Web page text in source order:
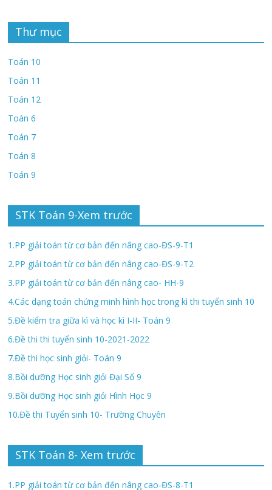
Thư mục
Toán 10
Toán 11
Toán 12
Toán 6
Toán 7
Toán 8
Toán 9
STK Toán 9-Xem trước
1.PP giải toán từ cơ bản đến nâng cao-ĐS-9-T1
2.PP giải toán từ cơ bản đến nâng cao-ĐS-9-T2
3.PP giải toán từ cơ bản đến nâng cao- HH-9
4.Các dạng toán chứng minh hình học trong kì thi tuyển sinh 10
5.Đề kiểm tra giữa kì và học kì I-II- Toán 9
6.Đề thi thi tuyển sinh 10-2021-2022
7.Đề thi học sinh giỏi- Toán 9
8.Bồi dưỡng Học sinh giỏi Đại Số 9
9.Bồi dưỡng Học sinh giỏi Hình Học 9
10.Đề thi Tuyển sinh 10- Trường Chuyên
STK Toán 8- Xem trước
1.PP giải toán từ cơ bản đến nâng cao-ĐS-8-T1